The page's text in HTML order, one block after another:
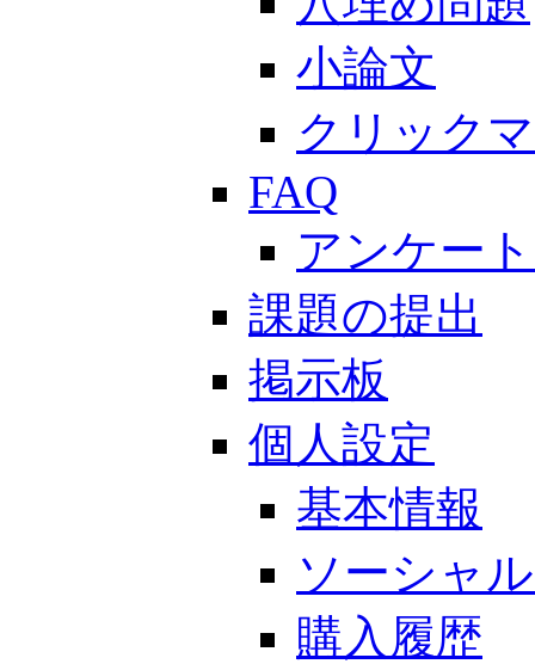
小論文
クリック
FAQ
アンケー
課題の提出
掲示板
個人設定
基本情報
ソーシャ
購入履歴